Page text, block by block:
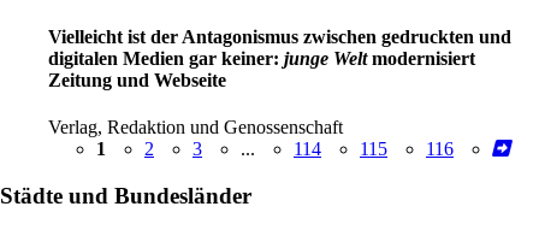
Vielleicht ist der Antagonismus zwischen gedruckten und
digitalen Medien gar keiner: junge Weltmodernisiert
Zeitung und Webseite
Verlag, Redaktion und Genossenschaft
1
2 3 ... 114 115 116
Städte und Bundesländer